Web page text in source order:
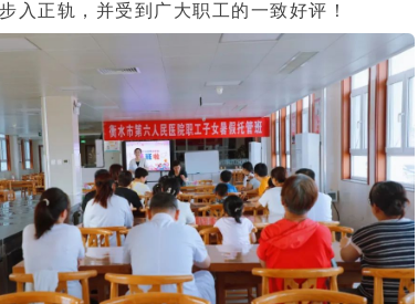
入正轨，并受到广大职工的一致好评！